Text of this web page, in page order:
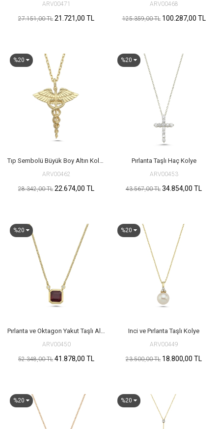
ARV00471
27.151,00 TL 21.721,00 TL
ARV00468
125.359,00 TL 100.287,00 TL
%20
Tıp Sembolü Büyük Boy Altın Kolye
ARV00462
28.342,00 TL 22.674,00 TL
%20
Pırlanta Taşlı Haç Kolye
ARV00453
43.567,00 TL 34.854,00 TL
%20
Pırlanta ve Oktagon Yakut Taşlı Altın Kolye
ARV00450
52.348,00 TL 41.878,00 TL
%20
Inci ve Pırlanta Taşlı Kolye
ARV00449
23.500,00 TL 18.800,00 TL
%20 %20